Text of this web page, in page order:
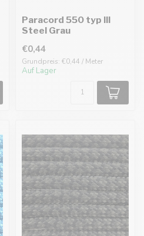
Paracord 550 typ III
Steel Grau
€0,44
Grundpreis: €0,44 / Meter
Auf Lager